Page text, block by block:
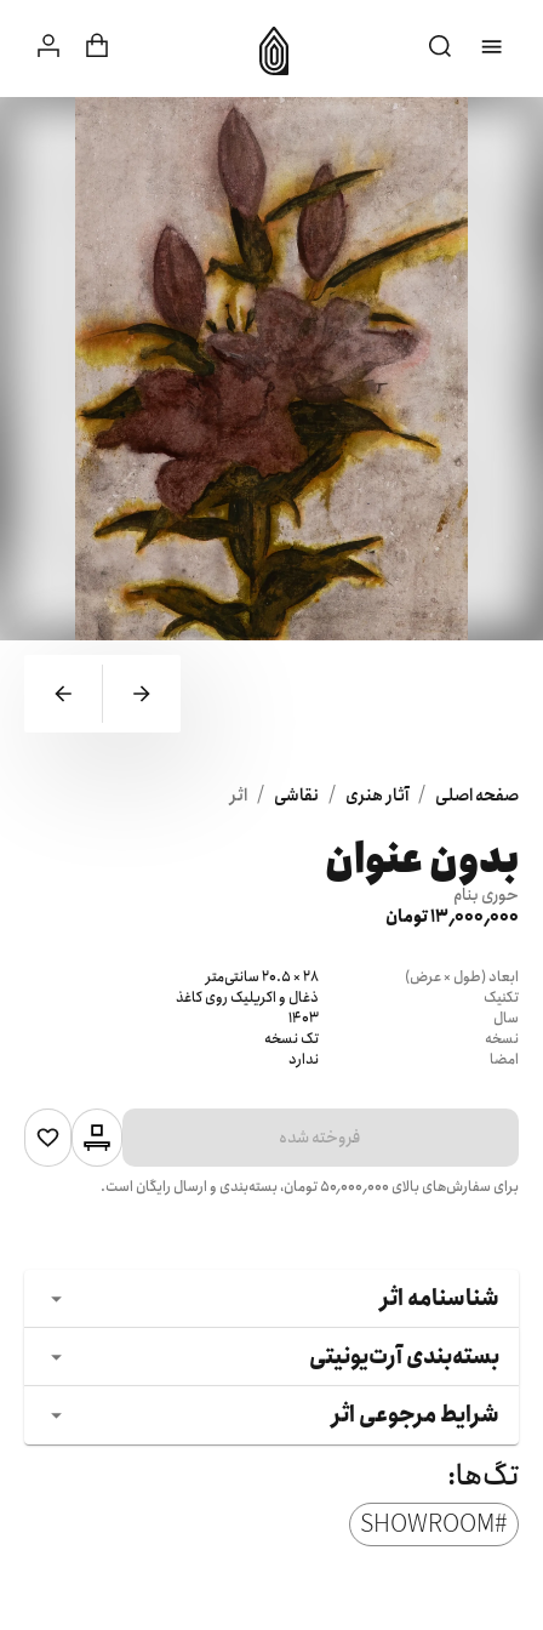
صفحه اصلی / آثار هنری / نقاشی / اثر
بدون عنوان
حوری بنام
13٬000٬000 تومان
ابعاد (طول × عرض)
28 × 20.5 سانتی‌متر
تکنیک
ذغال و اکریلیک روی کاغذ
سال
1403
نسخه
تک نسخه
امضا
ندارد
فروخته شده
برای سفارش‌های بالای ۵۰٬۰۰۰٬۰۰۰تومان، بسته‌بندی و ارسال رایگان است.
شناسنامه اثر
بسته‌بندی آرت‌یونیتی
شرایط مرجوعی اثر
تگ‌ها:
#
SHOWROOM